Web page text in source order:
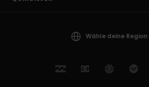
Wähle deine Region